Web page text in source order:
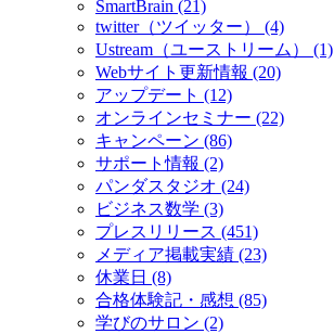
SmartBrain (21)
twitter（ツイッター） (4)
Ustream（ユーストリーム） (1)
Webサイト更新情報 (20)
アップデート (12)
オンラインセミナー (22)
キャンペーン (86)
サポート情報 (2)
パンダスタジオ (24)
ビジネス数学 (3)
プレスリリース (451)
メディア掲載実績 (23)
休業日 (8)
合格体験記・感想 (85)
学びのサロン (2)